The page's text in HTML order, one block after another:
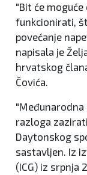
"Bit će
funkcionirati,
povećanje
napisala je
hrvatskog
Čovića.
"Međunarodna
razloga
Daytonskog
sastavljen. Iz
(ICG) iz srpnja